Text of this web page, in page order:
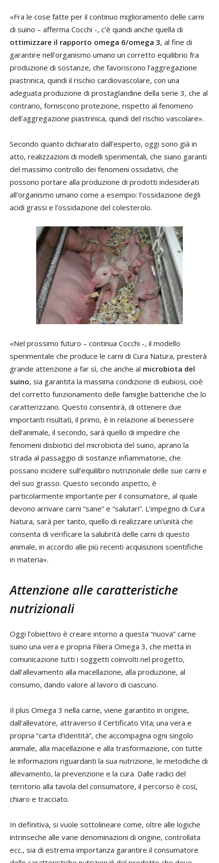
«Fra le cose fatte per il continuo miglioramento delle carni
di suino – afferma Cocchi -, c’è quindi anche quella di
ottimizzare il rapporto omega 6/omega 3, al fine di
garantire nell’organismo umano un corretto equilibrio fra
produzione di sostanze, che favoriscono l’aggregazione
piastrinica, quindi il rischio cardiovascolare, con una
adeguata produzione di prostaglandine della serie 3, che al
contrario, forniscono protezione, rispetto al fenomeno
dell’aggregazione piastrinica, quindi del rischio vascolare».
Secondo quanto dichiarato dall’esperto, oggi sono già in
atto, realizzazioni di modelli sperimentali, che siano garanti
del massimo controllo dei fenomeni ossidativi, che
possono portare alla produzione di prodotti indesiderati
all’organismo umano come a esempio: l’ossidazione degli
acidi grassi e l’ossidazione del colesterolo.
«Nel prossimo futuro – continua Cocchi -, il modello
sperimentale che produce le carni di Cura Natura, presterà
grande attenzione a far sì, che anche al microbiota del
suino, sia garantita la massima condizione di eubiosi, cioè
del corretto funzionamento delle famiglie batteriche che lo
caratterizzano. Questo consentirà, di ottenere due
importanti risultati, il primo, è in relazione al benessere
dell’animale, il secondo, sarà quello di impedire che
fenomeni disbiotici del microbiota del suino, aprano la
strada al passaggio di sostanze infiammatorie, che
possano incidere sull’equilibro nutrizionale delle sue carni e
del suo grasso. Questo secondo aspetto, è
particolarmente importante per il consumatore, al quale
devono arrivare carni “sane” e “salutari”. L’impegno di Cura
Natura, sarà per tanto, quello di realizzare un’unità che
consenta di verificare la salubrità delle carni di questo
animale, in accordo alle più recenti acquisizioni scientifiche
in materia».
Attenzione alle caratteristiche
nutrizionali
Oggi l’obiettivo è creare intorno a questa “nuova” carne
suino una vera e propria Filiera Omega 3, che metta in
comunicazione tutti i soggetti coinvolti nel progetto,
dall’allevamento alla macellazione, alla produzione, al
consumo, dando valore al lavoro di ciascuno.
Il plus Omega 3 nella carne, viene garantito in origine,
dall’allevatore, attraverso il Certificato Vita; una vera e
propria “carta d’identità”, che accompagna ogni singolo
animale, alla macellazione e alla trasformazione, con tutte
le informazioni riguardanti la sua nutrizione, le metodiche di
allevamento, la prevenzione e la cura. Dalle radici del
territorio alla tavola del consumatore, il percorso è così,
chiaro e tracciato.
In definitiva, si vuole sottolineare come, oltre alle logiche
intrinseche alle varie denominazioni di origine, controllata
ecc., sia di estrema importanza garantire il consumatore